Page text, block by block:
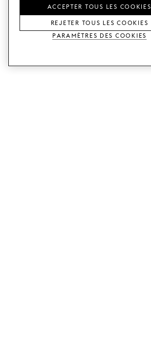
ACCEPTER TOUS LES COOKIES
REJETER TOUS LES COOKIES
Paramètres des cookies